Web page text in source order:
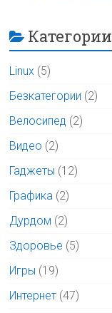
Категории
Linux (5)
Безкатегории (2)
Велосипед (2)
Видео (2)
Гаджеты (12)
Графика (2)
Дурдом (2)
Здоровье (5)
Игры (19)
Интернет (47)